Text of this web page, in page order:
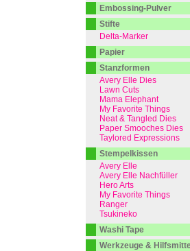
Embossing-Pulver
Stifte
Delta-Marker
Papier
Stanzformen
Avery Elle Dies
Lawn Cuts
Mama Elephant
My Favorite Things
Neat & Tangled Dies
Paper Smooches Dies
Taylored Expressions
Stempelkissen
Avery Elle
Avery Elle Nachfüller
Hero Arts
My Favorite Things
Ranger
Tsukineko
Washi Tape
Werkzeuge &